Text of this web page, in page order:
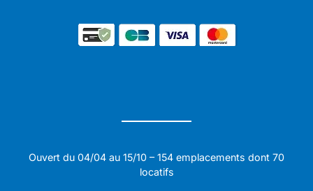
Ouvert du 04/04 au 15/10 – 154 emplacements dont 70
locatifs